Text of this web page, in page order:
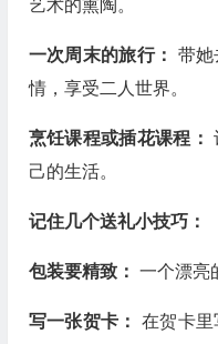
艺术的熏陶。
一次周末的旅行： 带她
情，享受二人世界。
烹饪课程或插花课程：
己的生活。
记住几个送礼小技巧：
包装要精致： 一个漂亮
写一张贺卡：在贺卡里